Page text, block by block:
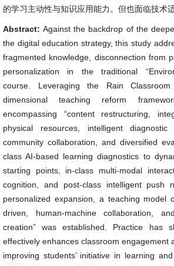
的学习主动性与知识应用能力。但也面临技术
Abstract:Against the backdrop of the
the digital education strategy, this study
fragmented knowledge, disconnection from
personalization in the traditional
course. Leveraging the Rain
dimensional teaching reform
encompassing “content restructuring,
physical resources, intelligent diagnostic
community collaboration, and diversified
class AI-based learning diagnostics to
starting points, in-class multi-modal
cognition, and post-class intelligent push
personalized expansion, a teaching model
driven, human-machine collaboration,
creation” was established. Practice has
effectively enhances classroom engagement
improving students’ initiative in learning